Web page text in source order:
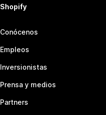
Shopify
Conócenos
Empleos
Inversionistas
Prensa y medios
Partners